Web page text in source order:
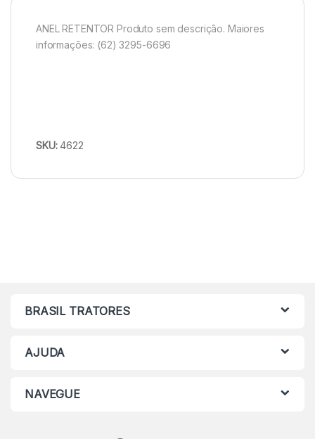
ANEL RETENTOR Produto sem descrição. Maiores
informações: (62) 3295-6696
SKU:4622
BRASIL TRATORES
AJUDA
NAVEGUE